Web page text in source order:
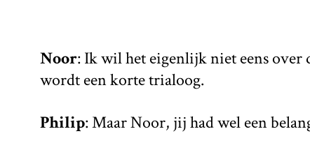
Noor: Ik wil het eigenlijk niet eens over
wordt een korte trialoog.
Philip: Maar Noor, jij had wel een